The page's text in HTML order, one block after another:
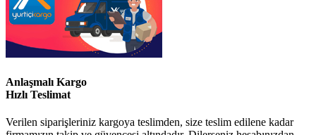
Anlaşmalı Kargo
Hızlı Teslimat
Verilen siparişleriniz kargoya teslimden, size teslim edilene kadar